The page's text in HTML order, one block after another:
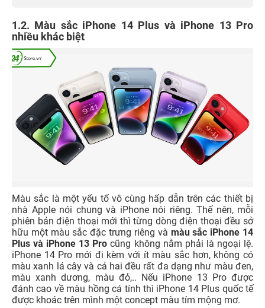
1.2. Màu sắc iPhone 14 Plus và iPhone 13 Pro
nhiều khác biệt
Màu sắc là một yếu tố vô cùng hấp dẫn trên các thiết bị
nhà Apple nói chung và iPhone nói riêng. Thế nên, mỗi
phiên bản điện thoại mới thì từng dòng điện thoại đều sở
hữu một màu sắc đặc trưng riêng và màu sắc iPhone 14
Plus và iPhone 13 Procũng không nằm phải là ngoại lệ.
iPhone 14 Pro mới đi kèm với ít màu sắc hơn, không có
màu xanh lá cây và cả hai đều rất đa dạng như màu đen,
màu xanh dương, màu đỏ,.. Nếu iPhone 13 Pro được
đánh cao về màu hồng cá tính thì iPhone 14 Plus quốc tế
được khoác trên mình một concept màu tím mộng mơ.